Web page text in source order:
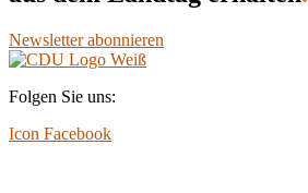
Newsletter abonnieren
Folgen Sie uns:
Icon Facebook